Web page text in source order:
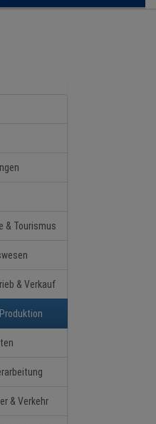
& Tourismus
& Verkauf
& Verkehr